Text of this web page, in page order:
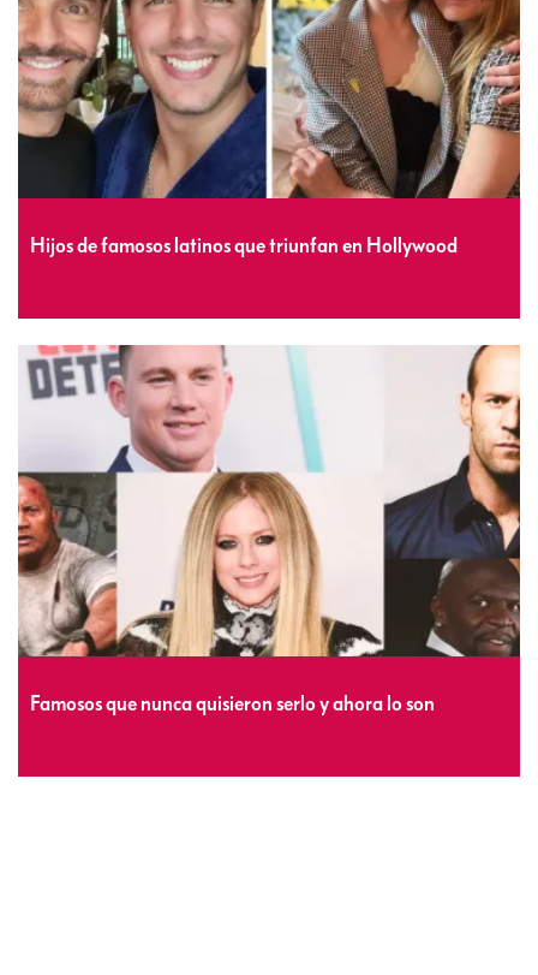
Hijos de famosos latinos que triunfan en Hollywood
Famosos que nunca quisieron serlo y ahora lo son